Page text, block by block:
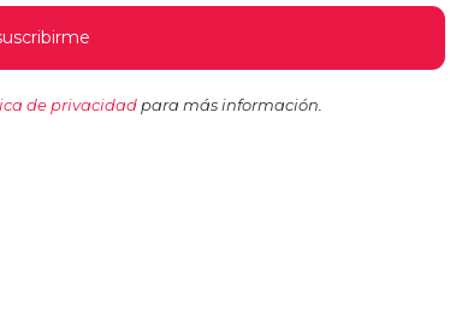
de privacidadpara más información.